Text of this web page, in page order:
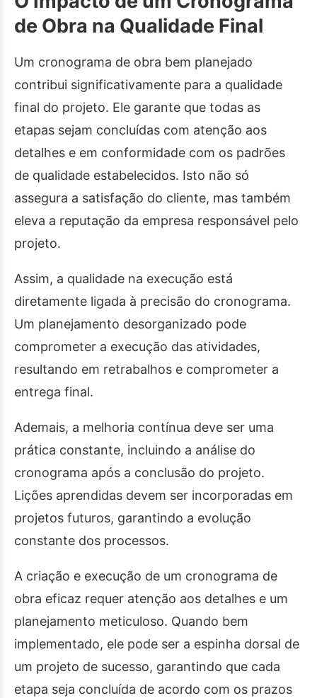
de Obra na Qualidade Final
Um cronograma de obra bem planejado
contribui significativamente para a qualidade
final do projeto. Ele garante que todas as
etapas sejam concluídas com atenção aos
detalhes e em conformidade com os padrões
de qualidade estabelecidos. Isto não só
assegura a satisfação do cliente, mas também
eleva a reputação da empresa responsável pelo
projeto.
Assim, a qualidade na execução está
diretamente ligada à precisão do cronograma.
Um planejamento desorganizado pode
comprometer a execução das atividades,
resultando em retrabalhos e comprometer a
entrega final.
Ademais, a melhoria contínua deve ser uma
prática constante, incluindo a análise do
cronograma após a conclusão do projeto.
Lições aprendidas devem ser incorporadas em
projetos futuros, garantindo a evolução
constante dos processos.
A criação e execução de um cronograma de
obra eficaz requer atenção aos detalhes e um
planejamento meticuloso. Quando bem
implementado, ele pode ser a espinha dorsal de
um projeto de sucesso, garantindo que cada
etapa seja concluída de acordo com os prazos